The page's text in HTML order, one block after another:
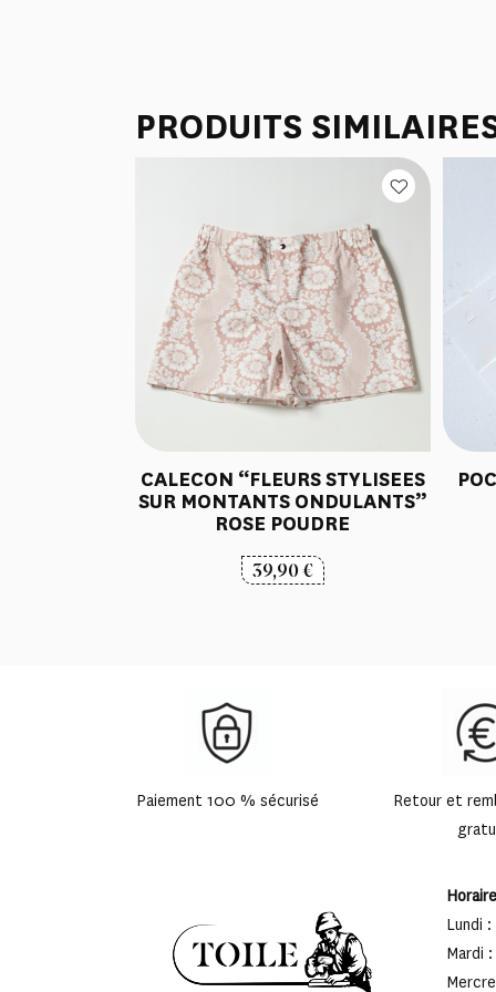
PRODUITS
CALECON “FLEURS STYLISEES
SUR MONTANTS ONDULANTS”
ROSE POUDRE
39,90€
Paiement 100 % sécurisé
Retour et
Lundi
Mardi :